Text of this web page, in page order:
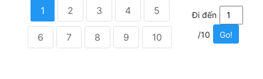
1 2 3 4 5
6 7 8 9 10
Đi đến
/10
Go!